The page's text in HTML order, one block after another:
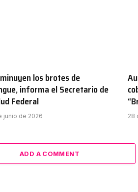
los brotes de
informa el Secretario de
Federal
junio de 2026 28
ADD A COMMENT